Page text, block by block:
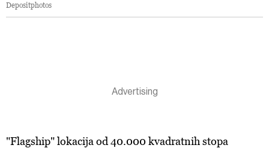
Depositphotos
"Flagship" lokacija od 40.000 kvadratnih stopa